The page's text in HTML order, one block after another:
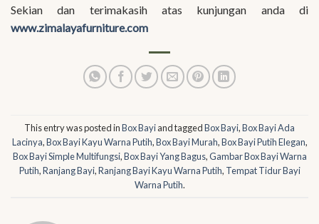
Sekian dan terimakasih atas kunjungan anda di
www.zimalayafurniture.com
This entry was posted inBox Bayiand taggedBox Bayi,Box Bayi Ada
Lacinya,Box Bayi Kayu Warna Putih,Box Bayi Murah,Box Bayi Putih Elegan,
Box Bayi Simple Multifungsi,Box Bayi Yang Bagus,Gambar Box Bayi Warna
Putih,Ranjang Bayi,Ranjang Bayi Kayu Warna Putih, Tempat Tidur Bayi
Warna Putih.